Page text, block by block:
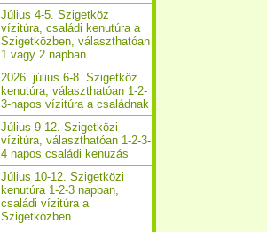
Július 4-5. Szigetköz
vízitúra, családi kenutúra a
Szigetközben, választhatóan
1 vagy 2 napban
2026. július 6-8. Szigetköz
kenutúra, választhatóan 1-2-
3-napos vízitúra a családnak
Július 9-12. Szigetközi
vízitúra, választhatóan 1-2-3-
4 napos családi kenuzás
Július 10-12. Szigetközi
kenutúra 1-2-3 napban,
családi vízitúra a
Szigetközben